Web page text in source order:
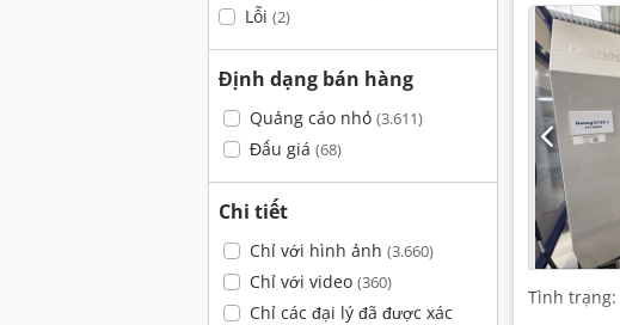
Lỗi (2)
Định dạng bán hàng
Quảng cáo nhỏ (3.611)
Đấu giá (68)
Chi tiết
Chỉ với hình ảnh (3.660)
Chỉ với video (360)
Chỉ các đại lý đã được xác
Tình trạng: